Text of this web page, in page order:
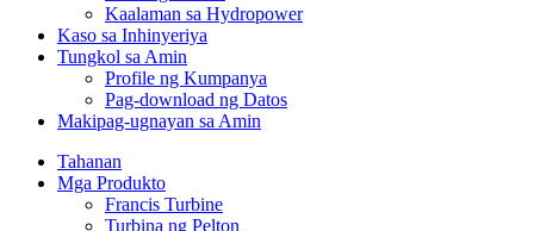
Kaalaman sa Hydropower
Kaso sa Inhinyeriya
Tungkol sa Amin
Profile ng Kumpanya
Pag-download ng Datos
Makipag-ugnayan sa Amin
Tahanan
Mga Produkto
Francis Turbine
Turbina ng Pelton